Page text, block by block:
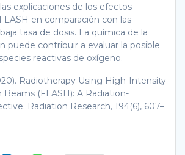
explicaciones de los efectos
en comparación con las
tasa de dosis. La química de la
puede contribuir a evaluar la posible
reactivas de oxígeno.
Radiotherapy Using High-Intensity
Beams (FLASH): A Radiation-
Radiation Research, 194(6), 607–